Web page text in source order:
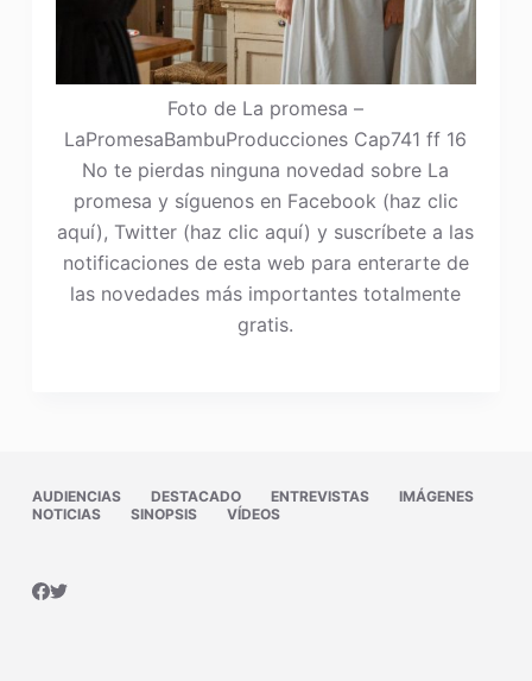
Foto de La promesa –
LaPromesaBambuProducciones Cap741 ff 16
No te pierdas ninguna novedad sobre La
promesa y síguenos en Facebook (haz clic
aquí), Twitter (haz clic aquí) y suscríbete a las
notificaciones de esta web para enterarte de
las novedades más importantes totalmente
gratis.
AUDIENCIAS DESTACADO ENTREVISTAS
IMÁGENES
NOTICIAS
SINOPSIS VÍDEOS